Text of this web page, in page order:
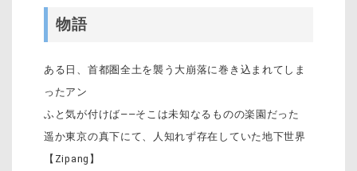
物語
ある日、首都圏全土を襲う大崩落に巻き込まれてしま
ったアン
ふと気が付けば――そこは未知なるものの楽園だった
遥か東京の真下にて、人知れず存在していた地下世界
【Zipang】